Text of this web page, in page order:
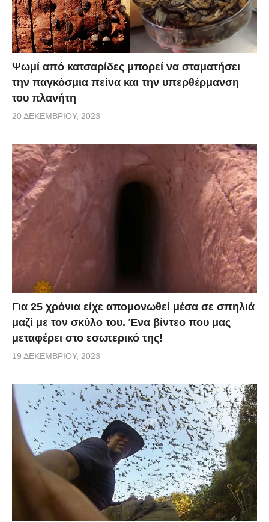
Ψωμί από κατσαρίδες μπορεί να σταματήσει
την παγκόσμια πείνα και την υπερθέρμανση
του πλανήτη
20 ΔΕΚΕΜΒΡΊΟΥ, 2023
Για 25 χρόνια είχε απομονωθεί μέσα σε σπηλιά
μαζί με τον σκύλο του. Ένα βίντεο που μας
μεταφέρει στο εσωτερικό της!
19 ΔΕΚΕΜΒΡΊΟΥ, 2023